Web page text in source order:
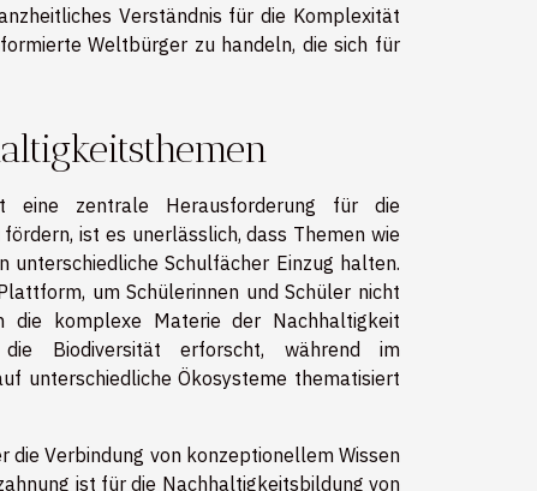
Verständnis für die Komplexität
Weltbürger zu handeln, die sich für
eine zentrale Herausforderung für die
ist es unerlässlich, dass Themen wie
unterschiedliche Schulfächer Einzug halten.
um Schülerinnen und Schüler nicht
die komplexe Materie der Nachhaltigkeit
Biodiversität erforscht, während im
unterschiedliche Ökosysteme thematisiert
die Verbindung von konzeptionellem Wissen
ist für die Nachhaltigkeitsbildung von